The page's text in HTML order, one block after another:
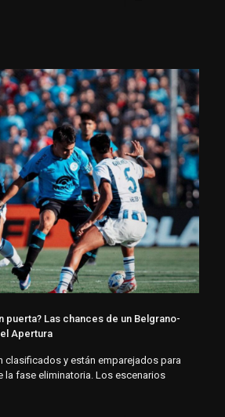
puerta? Las chances de un Belgrano-
Apertura
clasificados y están emparejados para
la fase eliminatoria. Los escenarios